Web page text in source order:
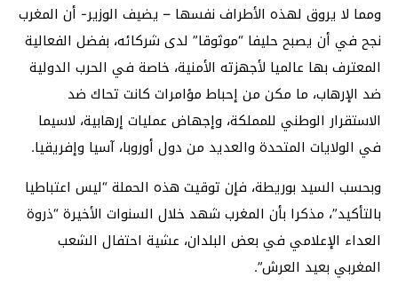
ومما لا يروق لهذه الأطراف نفسها – يضيف الوزير- أن المغرب
نجح في أن يصبح حليفا “موثوقا” لدى شركائه، بفضل الفعالية
المعترف بها عالميا لأجهزته الأمنية، خاصة في الحرب الدولية
ضد الإرهاب، ما مكن من إحباط مؤامرات كانت تحاك ضد
الاستقرار الوطني للمملكة، وإجهاض عمليات إرهابية، لاسيما
في الولايات المتحدة والعديد من دول أوروبا، آسيا وإفريقيا.
وبحسب السيد بوريطة، فإن توقيت هذه الحملة “ليس اعتباطيا
بالتأكيد”، مذكرا بأن المغرب شهد خلال السنوات الأخيرة “ذروة
العداء الإعلامي في بعض البلدان، عشية احتفال الشعب
المغربي بعيد العرش”.